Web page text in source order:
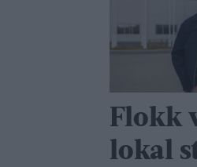
Flokk
lokal